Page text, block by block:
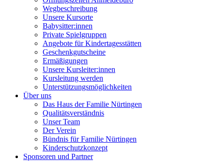
Wegbeschreibung
Unsere Kursorte
Babysitter:innen
Private Spielgruppen
Angebote für Kindertagesstätten
Geschenkgutscheine
Ermäßigungen
Unsere Kursleiter:innen
Kursleitung werden
Unterstützungsmöglichkeiten
Über uns
Das Haus der Familie Nürtingen
Qualitätsverständnis
Unser Team
Der Verein
Bündnis für Familie Nürtingen
Kinderschutzkonzept
Sponsoren und Partner